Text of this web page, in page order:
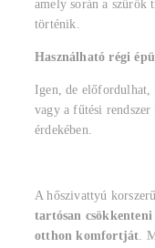
amely során a szűrők
történik.
Használható régi
Igen, de előfordulhat,
vagy a fűtési
érdekében.
A hőszivattyú
tartósan csökkenteni
otthon komfortját.